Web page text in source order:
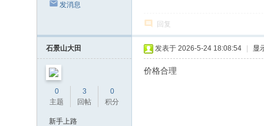
发消息
回复
石景山大田
0
主题
3
回帖
0
积分
新手上路
发表于 2026-5-24 18:08:54 显
价格合理